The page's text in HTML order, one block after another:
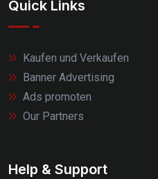
Quick Links
Kaufen und Verkaufen
Banner Advertising
Ads promoten
Our Partners
Help & Support